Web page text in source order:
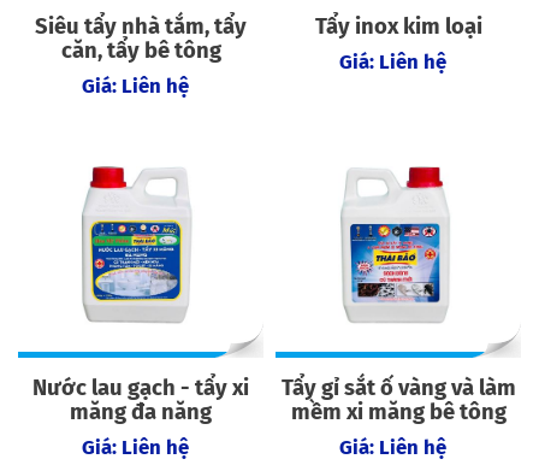
Siêu tẩy nhà tắm, tẩy
căn, tẩy bê tông
Giá: Liên hệ
Tẩy inox kim loại
Giá: Liên hệ
Nước lau gạch - tẩy xi
măng đa năng
Giá: Liên hệ
Tẩy gỉ sắt ố vàng và làm
mềm xi măng bê tông
Giá: Liên hệ